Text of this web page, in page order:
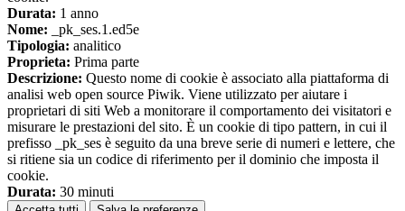
Durata: 1 anno
Nome: _pk_ses.1.ed5e
Tipologia: analitico
Proprieta: Prima parte
Descrizione: Questo nome di cookie è associato alla piattaforma di
analisi web open source Piwik. Viene utilizzato per aiutare i
proprietari di siti Web a monitorare il comportamento dei visitatori e
misurare le prestazioni del sito. È un cookie di tipo pattern, in cui il
prefisso _pk_ses è seguito da una breve serie di numeri e lettere, che
si ritiene sia un codice di riferimento per il dominio che imposta il
cookie.
Durata: 30 minuti